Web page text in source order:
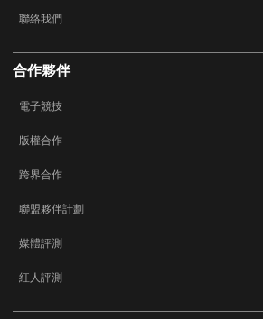
聯絡我們
合作夥伴
電子競技
版權合作
跨界合作
聯盟夥伴計劃
媒體評測
紅人評測